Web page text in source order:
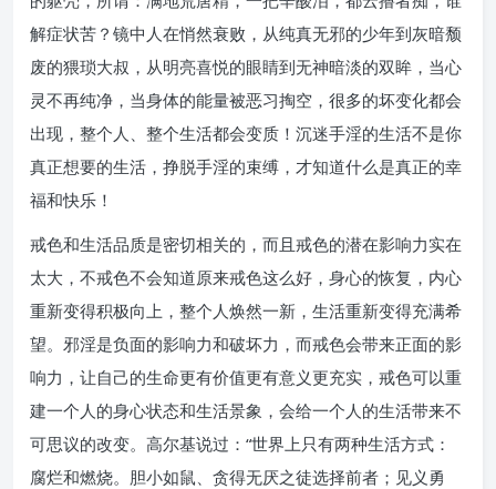
解症状苦？镜中人在悄然衰败，从纯真无邪的少年到灰暗颓
废的猥琐大叔，从明亮喜悦的眼睛到无神暗淡的双眸，当心
灵不再纯净，当身体的能量被恶习掏空，很多的坏变化都会
出现，整个人、整个生活都会变质！沉迷手淫的生活不是你
真正想要的生活，挣脱手淫的束缚，才知道什么是真正的幸
福和快乐！
戒色和生活品质是密切相关的，而且戒色的潜在影响力实在
太大，不戒色不会知道原来戒色这么好，身心的恢复，内心
重新变得积极向上，整个人焕然一新，生活重新变得充满希
望。邪淫是负面的影响力和破坏力，而戒色会带来正面的影
响力，让自己的生命更有价值更有意义更充实，戒色可以重
建一个人的身心状态和生活景象，会给一个人的生活带来不
可思议的改变。高尔基说过：“世界上只有两种生活方式：
腐烂和燃烧。胆小如鼠、贪得无厌之徒选择前者；见义勇